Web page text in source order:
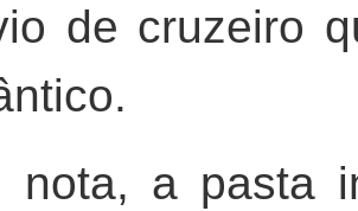
de cruzeiro
nota, a pasta